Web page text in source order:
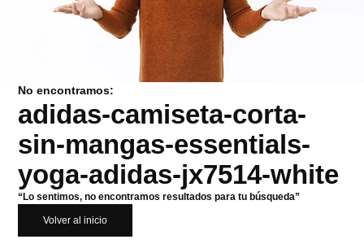
No encontramos:
adidas-camiseta-corta-
sin-mangas-essentials-
yoga-adidas-jx7514-white
“Lo sentimos, no encontramos resultados para tu búsqueda”
Volver al inicio